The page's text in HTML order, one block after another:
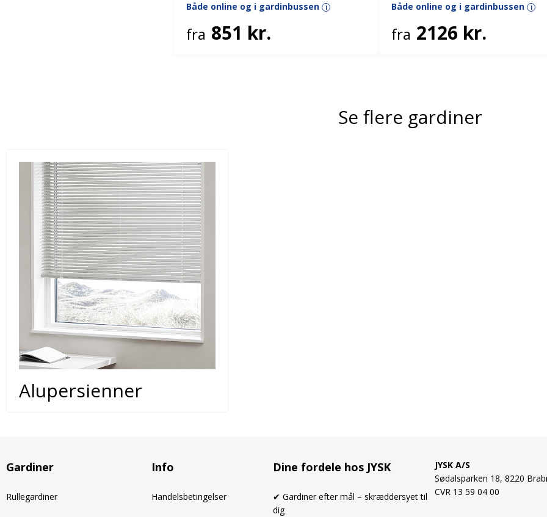
Både online og i gardinbussen i
fra 851 kr.
Både online og i gardinbussen i
fra 2126 kr.
Se flere gardiner
Alupersienner
Gardiner
Rullegardiner
Info
Handelsbetingelser
Dine fordele hos JYSK
✔ Gardiner efter mål – skræddersyet til
dig
JYSK A/S
Sødalsparken 18, 8220
CVR 13 59 04 00